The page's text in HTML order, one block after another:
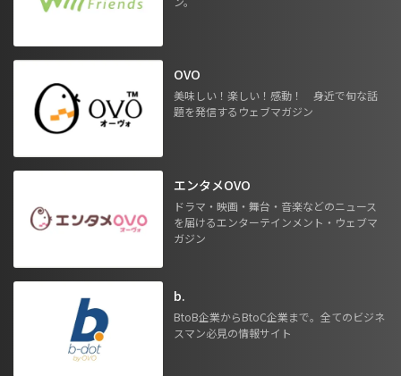
OVO
美味しい！楽しい！感動！ 身近で旬な話
題を発信するウェブマガジン
エンタメOVO
ドラマ・映画・舞台・音楽などのニュース
を届けるエンターテインメント・ウェブマ
ガジン
b.
BtoB企業からBtoC企業まで。全てのビジネ
スマン必見の情報サイト